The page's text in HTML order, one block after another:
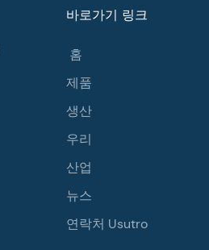
바로가기 링크
홈
제품
생산
우리
산업
뉴스
연락처 Usutro